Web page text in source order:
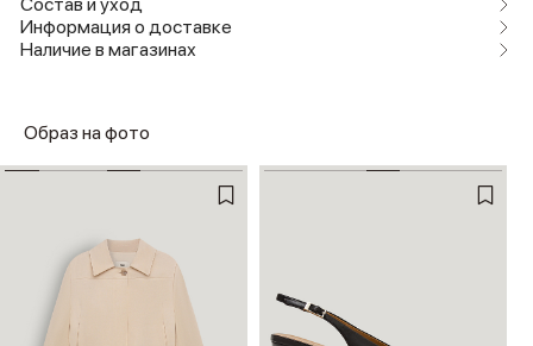
Состав и уход
Информация о доставке
Наличие в магазинах
Образ на фото